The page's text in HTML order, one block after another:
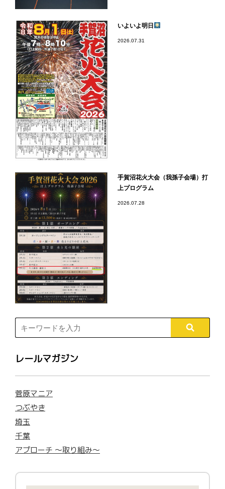
いよいよ明日
2026.07.31
手賀沼花火大会（我孫子会場）打
上プログラム
2026.07.28
レールマガジン
菅原マニア
つぶやき
埼玉
千葉
アプローチ 〜取り組み〜